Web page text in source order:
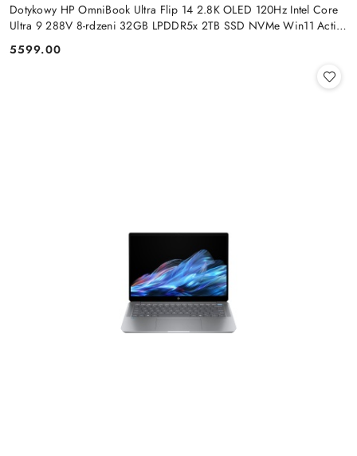
Dotykowy HP OmniBook Ultra Flip 14 2.8K OLED 120Hz Intel Core
Ultra 9 288V 8-rdzeni 32GB LPDDR5x 2TB SSD NVMe Win11 Active
Cena:
5599.00